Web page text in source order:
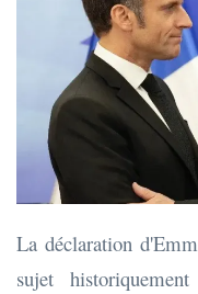
La déclaration
sujet